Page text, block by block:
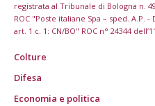
registrata al Tribunale di Bologna n.
ROC "Poste italiane Spa – sped. A.P. -
art. 1 c. 1: CN/BO" ROC n° 24344
Colture
Difesa
Economia e politica